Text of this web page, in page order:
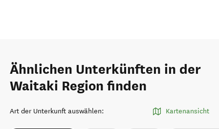
Ähnlichen Unterkünften in der
Waitaki Region finden
Art der Unterkunft auswählen: Kartenansicht